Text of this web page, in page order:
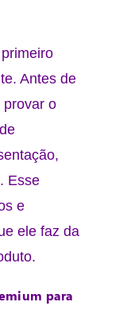
Antes de
provar o
Esse
e
ele faz da
para